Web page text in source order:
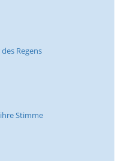
Regens
Stimme